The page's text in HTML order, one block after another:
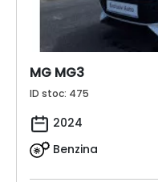
MG MG3
ID stoc: 475
2024
Benzina